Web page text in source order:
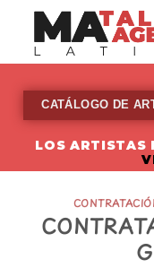
content
CATÁLOGO DE
LOS ARTISTAS